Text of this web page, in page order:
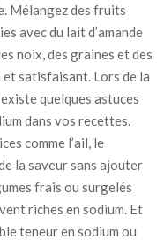
Mélangez des fruits
avec du lait d’amande
noix, des graines et des
satisfaisant. Lors de la
quelques astuces
dans vos recettes.
comme l’ail, le
la saveur sans ajouter
frais ou surgelés
riches en sodium. Et
teneur en sodium ou